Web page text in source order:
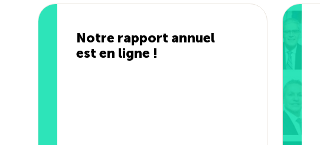
Notre rapport annuel
est en ligne !